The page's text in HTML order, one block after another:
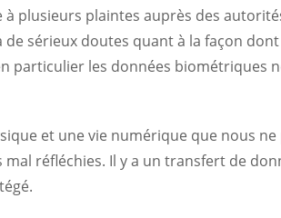
à plusieurs plaintes auprès des
sérieux doutes quant à la façon dont
particulier les données biométriques
et une vie numérique que nous ne
réfléchies. Il y a un transfert de